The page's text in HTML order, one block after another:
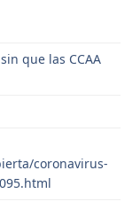
que las CCAA
coronavirus-